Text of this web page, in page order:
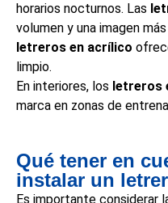
horarios nocturnos. Las
volumen y una imagen
letreros en acrílico
limpio.
En interiores, los letreros
marca en zonas de
Qué tener en
instalar un
Es importante considerar